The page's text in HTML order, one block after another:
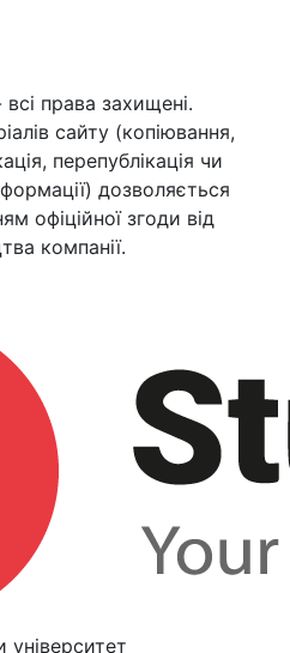
права захищені.
сайту (копіювання,
перепублікація чи
дозволяється
офіційної згоди від
компанії.
університет